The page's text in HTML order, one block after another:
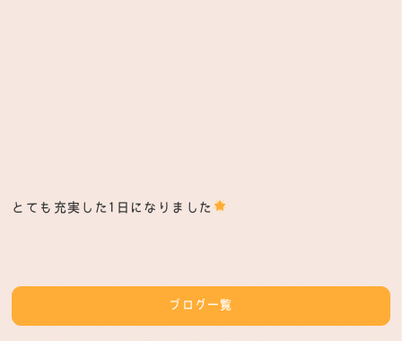
とても充実した1日になりました
ブログ一覧